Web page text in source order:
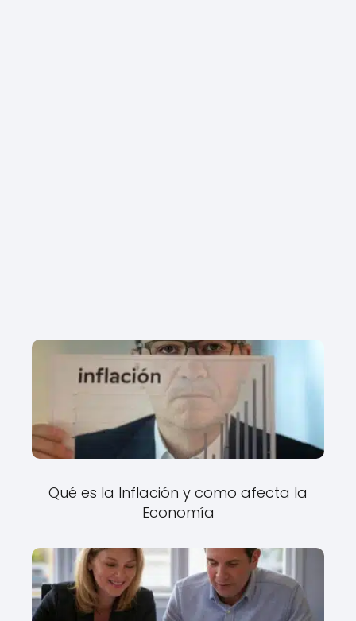
Qué es la Inflación y como afecta la
Economía